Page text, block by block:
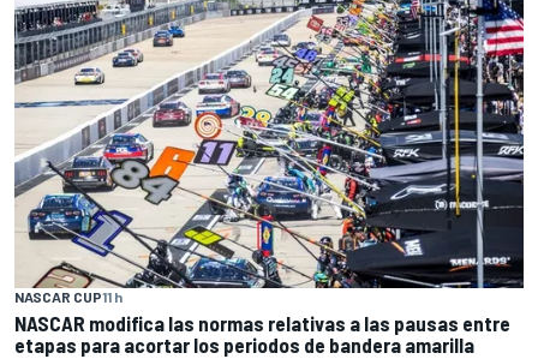
NASCAR CUP11 h
NASCAR modifica las normas relativas a las pausas entre
etapas para acortar los periodos de bandera amarilla